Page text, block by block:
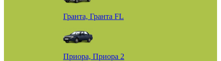
Гранта, Гранта FL
Приора, Приора 2